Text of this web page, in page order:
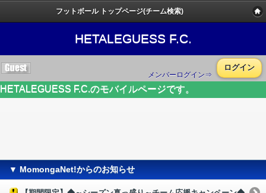
フットボール トップページ(チーム検索)
HETALEGUESS F.C.
メンバーログイン⇒
ログイン
HETALEGUESS F.C.のモバイルページです。
▼ MomongaNet!からのお知らせ